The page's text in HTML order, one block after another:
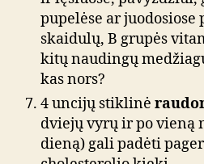
pupelėse ar juodosiose
skaidulų, B grupės
kitų naudingų
kas nors?
4 uncijų stiklinė
dviejų vyrų ir po vieną
dieną) gali padėti